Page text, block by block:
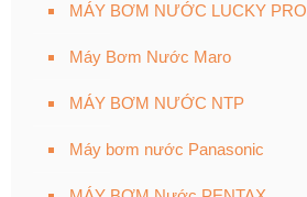
MÁY BƠM NƯỚC LUCKY PRO
Máy Bơm Nước Maro
MÁY BƠM NƯỚC NTP
Máy bơm nước Panasonic